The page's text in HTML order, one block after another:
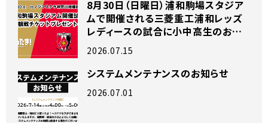
8月30日（日曜日）浦和駒場スタジア
ムで開催される三菱重工浦和レッズ
レディースの試合に小中高生のお子
様がいらっしゃるファミリー200組を
ご招待！！
2026.07.15
システムメンテナンスのお知らせ
2026.07.01